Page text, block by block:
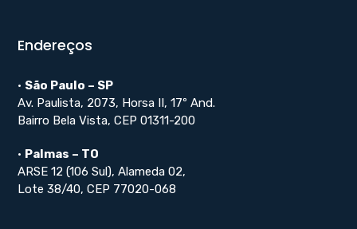
Endereços
• São Paulo – SP
Av. Paulista, 2073, Horsa II, 17º And.
Bairro Bela Vista, CEP 01311-200
• Palmas – TO
ARSE 12 (106 Sul), Alameda 02,
Lote 38/40, CEP 77020-068